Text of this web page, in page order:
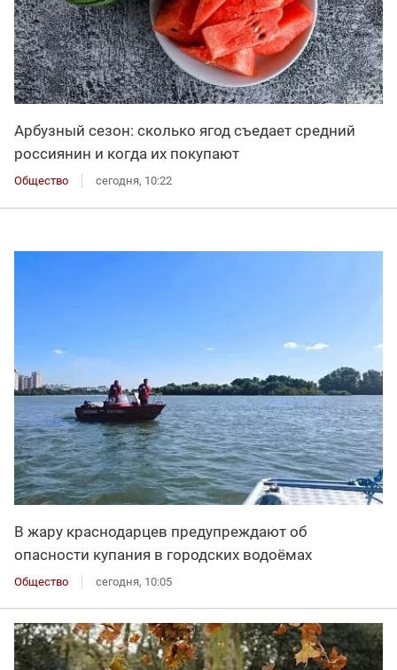
Арбузный сезон: сколько ягод съедает средний
россиянин и когда их покупают
Общество сегодня, 10:22
В жару краснодарцев предупреждают об
опасности купания в городских водоёмах
Общество сегодня, 10:05